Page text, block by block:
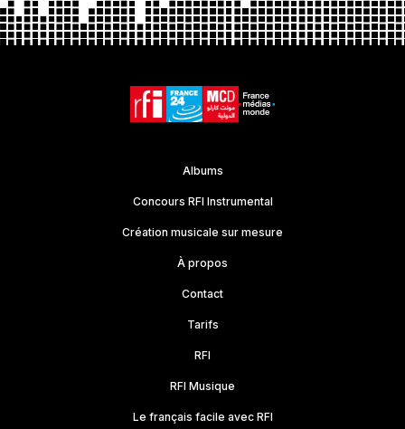
Albums
Concours RFI Instrumental
Création musicale sur mesure
À propos
Contact
Tarifs
RFI
RFI Musique
Le français facile avec RFI